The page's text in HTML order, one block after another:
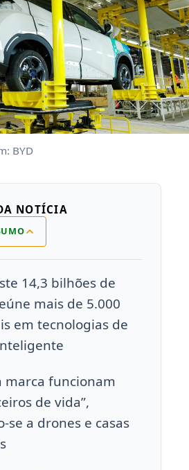
BYD
NOTÍCIA
14,3 bilhões de
mais de 5.000
em tecnologias de
marca funcionam
de vida”,
se a drones e casas